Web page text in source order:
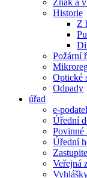
Znak a
Historie
Z
Požární
Optické
Odpady
úřad
e-
Úřední
Povinné
Úřední
Veřejná